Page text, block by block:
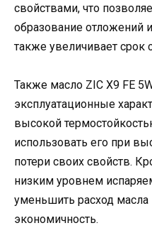
свойствами, что
образование отложений
также увеличивает срок
Также масло ZIC X9 FE
эксплуатационные
высокой
использовать его при
потери своих свойств.
низким уровнем
уменьшить расход масла
экономичность.